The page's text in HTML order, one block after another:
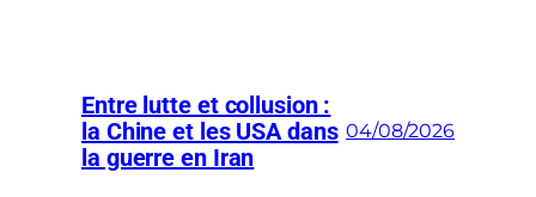
Entre lutte et collusion :
la Chine et les USA dans
la guerre en Iran
04/08/2026